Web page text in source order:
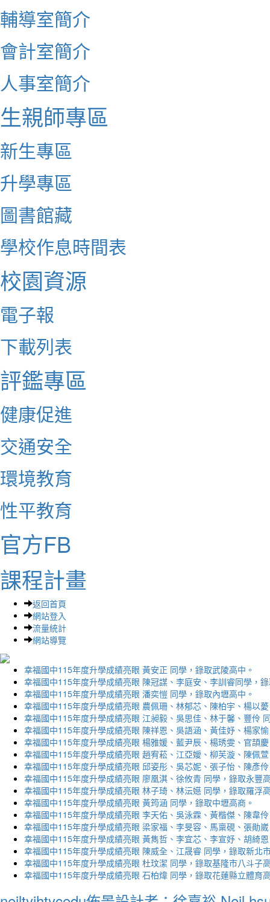
輔導室簡介
會計室簡介
人事室簡介
生親師專區
新生專區
升學專區
圖書館藏
學校作息時間表
校園資源
電子報
下載列表
評鑑專區
健康促進
交通安全
環境教育
性平教育
官方FB
課程計畫
返回首頁
網站登入
流量統計
網站導覽
幸福國中115年度升學成績亮眼 黃安正 同學，錄取武陵高中。
幸福國中115年度升學成績亮眼 陳冠謀、李庭安、李訓睿同學，
幸福國中115年度升學成績亮眼 潘奕愷 同學，錄取內壢高中。
幸福國中115年度升學成績亮眼 農佩珊、林郁芯、陳柏宇、楊以
幸福國中115年度升學成績亮眼 江昶毅、吳思佳、林于馨、豐伶
幸福國中115年度升學成績亮眼 陳祥恩、吳語涵、黃佳妤、楊家
幸福國中115年度升學成績亮眼 楊雅媛、藍尹辰、楊琇雯、官頡
幸福國中115年度升學成績亮眼 趙宥菘、江亞嬡、柳芙漩、陳佩
幸福國中115年度升學成績亮眼 邱姿彤、吳芯妮、張子怡、陳彥
幸福國中115年度升學成績亮眼 廖凰淇、徐攸青 同學，錄取永豐
幸福國中115年度升學成績亮眼 林子琦、林沄嬨 同學，錄取羅浮
幸福國中115年度升學成績亮眼 黃筠涵 同學，錄取中壢高商。
幸福國中115年度升學成績亮眼 李天佑、吳泳霖、黃楷傑、陳韋
幸福國中115年度升學成績亮眼 梁家福、李旻容、馬稟硯、張勛
幸福國中115年度升學成績亮眼 黃雋哲、李宜芯、李宣妤、胡綺
幸福國中115年度升學成績亮眼 陳威全、江晟睿 同學，錄取新北
幸福國中115年度升學成績亮眼 杜玟潔 同學，錄取基隆市八斗子
幸福國中115年度升學成績亮眼 石柏煒 同學，錄取花蓮縣立體育